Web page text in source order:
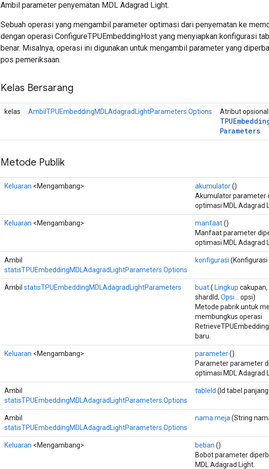
Ambil parameter penyematan MDL Adagrad Light.
Sebuah operasi yang mengambil parameter optimasi dari penyematan ke
dengan operasi ConfigureTPUEmbeddingHost yang menyiapkan konfigurasi
benar. Misalnya, operasi ini digunakan untuk mengambil parameter yang
pos pemeriksaan.
Kelas Bersarang
kelas AmbilTPUEmbeddingMDLAdagradLightParameters.Options Atribut
Parameters
Metode Publik
Keluaran <Mengambang> akumulator()
Akumulator parameter
optimasi MDL Adagrad
Keluaran <Mengambang> manfaat()
Manfaat parameter
optimasi MDL Adagrad
Ambil
statisTPUEmbeddingMDLAdagradLightParameters.Options
konfigurasi (Konfigurasi
Ambil statisTPUEmbeddingMDLAdagradLightParameters buat( Lingkup cakupan,
shardId, Opsi...
opsi)
Metode pabrik untuk
membungkus operasi
baru.
Keluaran <Mengambang> parameter()
Parameter parameter
optimasi MDL Adagrad
Ambil
statisTPUEmbeddingMDLAdagradLightParameters.Options
tableId (Id tabel
Ambil
statisTPUEmbeddingMDLAdagradLightParameters.Options
nama meja (String
Keluaran <Mengambang> beban ()
Bobot parameter
MDL Adagrad Light.